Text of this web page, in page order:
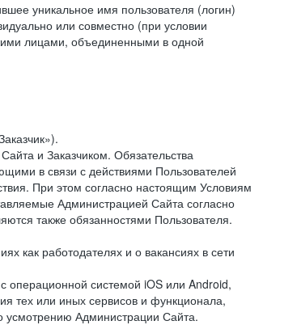
уникальное имя пользователя (логин)
или совместно (при условии
лицами, объединенными в одной
и Заказчиком. Обязательства
в связи с действиями Пользователей
При этом согласно настоящим Условиям
Администрацией Сайта согласно
также обязанностями Пользователя.
как работодателях и о вакансиях в сети
системой iOS или Android,
тех или иных сервисов и функционала,
усмотрению Администрации Сайта.